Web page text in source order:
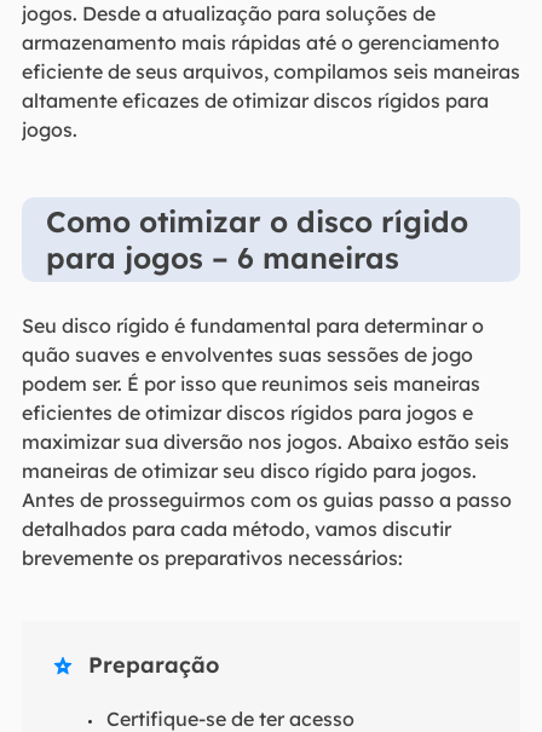
jogos. Desde a atualização para soluções de
armazenamento mais rápidas até o gerenciamento
eficiente de seus arquivos, compilamos seis maneiras
altamente eficazes de otimizar discos rígidos para
jogos.
Como otimizar o disco rígido
para jogos – 6 maneiras
Seu disco rígido é fundamental para determinar o
quão suaves e envolventes suas sessões de jogo
podem ser. É por isso que reunimos seis maneiras
eficientes de otimizar discos rígidos para jogos e
maximizar sua diversão nos jogos. Abaixo estão seis
maneiras de otimizar seu disco rígido para jogos.
Antes de prosseguirmos com os guias passo a passo
detalhados para cada método, vamos discutir
brevemente os preparativos necessários:
 Preparação
Certifique-se de ter acesso